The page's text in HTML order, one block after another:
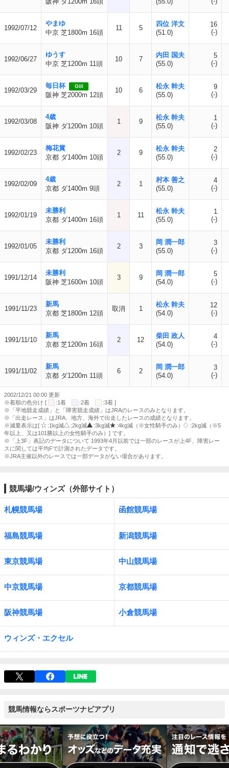
1992/07/12
やまゆ
中京 芝1800m 16頭
11 5
四位 洋文
(51.0)
16
(-)
1992/06/27
ゆうす
中京 芝1200m 11頭
10 7
内田 国夫
(55.0)
5
(-)
1992/03/29
毎日杯 GIII
阪神 芝2000m 12頭
10 6
松永 幹夫
(55.0)
9
(-)
1992/03/08
4歳
阪神 ダ1200m 10頭
1 9
松永 幹夫
(55.0)
1
(-)
1992/02/23
梅花賞
京都 ダ1400m 10頭
2 9
松永 幹夫
(55.0)
2
(-)
1992/02/09
4歳
京都 ダ1400m 9頭
2 1
村本 善之
(55.0)
4
(-)
1992/01/19
未勝利
京都 ダ1400m 16頭
1 11
松永 幹夫
(55.0)
1
(-)
1992/01/05
未勝利
京都 ダ1200m 16頭
2 3
岡 潤一郎
(55.0)
3
(-)
1991/12/14
未勝利
阪神 芝1600m 10頭
3 9
岡 潤一郎
(54.0)
5
(-)
1991/11/23
新馬
京都 芝1800m 12頭
取消 1
松永 幹夫
(54.0)
12
(-)
1991/11/10
新馬
京都 芝1200m 16頭
2 12
柴田 政人
(54.0)
4
(-)
1991/11/02
新馬
京都 ダ1200m 11頭
6 2
岡 潤一郎
(54.0)
3
(-)
2002/12/21 00:00 更新
※着順の色分け [
:1着 :2着
:3着 ]
※「平地競走成績」と「障害競走成績」はJRAのレースのみとなります。
※「出走レース」はJRA、地方、海外で出走したレースの成績となります。
※減量表示は[
:1kg減 :2kg減 :3kg減 :4kg減（※女性騎手のみ）
:2kg減（※5
年以上、又は101勝以上の女性騎手のみ）] です。
※「上3F」表記のデータについて 1993年4月以前では一部のレースが上4F、障害レー
スに関しては平均Fで計測されたデータです。
※JRA主催以外のレースでは一部データがない場合があります。
競馬場/ウィンズ（外部サイト）
札幌競馬場 函館競馬場
福島競馬場 新潟競馬場
東京競馬場 中山競馬場
中京競馬場 京都競馬場
阪神競馬場 小倉競馬場
ウィンズ・エクセル
競馬情報ならスポーツナビアプリ